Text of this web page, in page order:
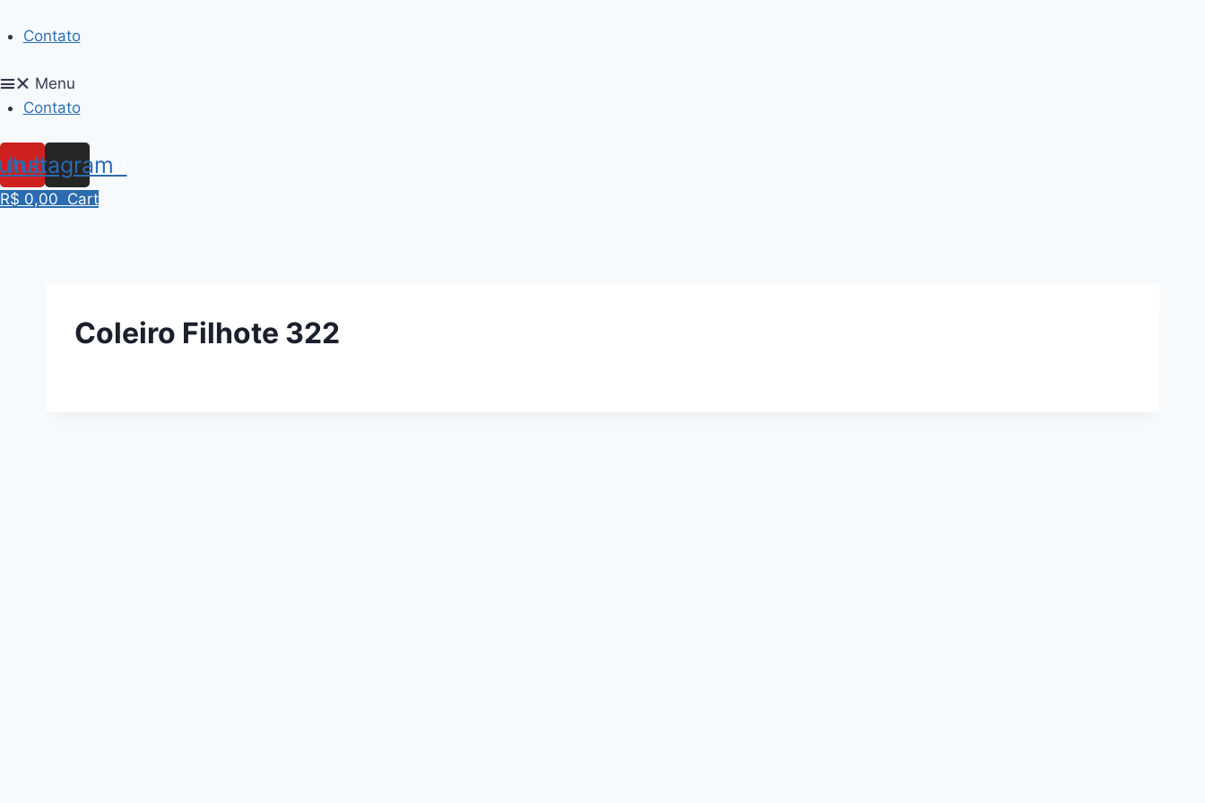
to
Contato
Menu
Contato
Instagram
R$ 0,00 Cart
Coleiro Filhote 322